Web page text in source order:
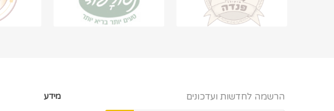
הרשמה לחדשות ועדכונים מידע